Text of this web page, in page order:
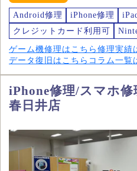
Android修理 iPhone修理
クレジットカード利用可
ゲーム機修理はこちら 修理実績
データ復旧はこちら コラム一覧
iPhone修理/スマホ
春日井店